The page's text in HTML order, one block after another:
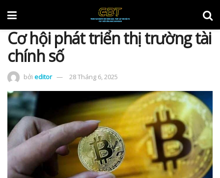
Cơ hội phát triển thị trường tài
chính số
bởi editor 28 Tháng 6, 2025